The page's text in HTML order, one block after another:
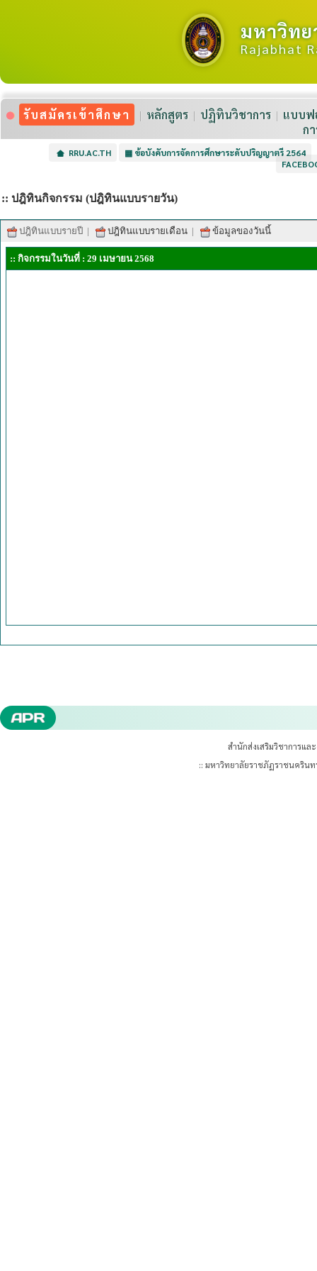
มหาวิท
Rajabhat
รับสมัครเข้าศึกษา หลักสูตร ปฏิทินวิชาการ
แบบฟ
ก
RRU.AC.TH ▦ ข้อบังคับการจัดการศึกษาระดับปริญญาตรี 2564
:: ปฎิทินกิจกรรม (ปฎิทินแบบรายวัน)
ปฎิทินแบบรายปี | ปฎิทินแบบรายเดือน | ข้อมูลของวันนี้
:: กิจกรรมในวันที่ : 29 เมษายน 2568
สำนักส่งเสริมวิชาการแ
:: มหาวิทยาลัยราชภัฏราชนคริน